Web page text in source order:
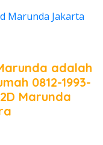
Marunda Jakarta
adalah
0812-1993-
Marunda